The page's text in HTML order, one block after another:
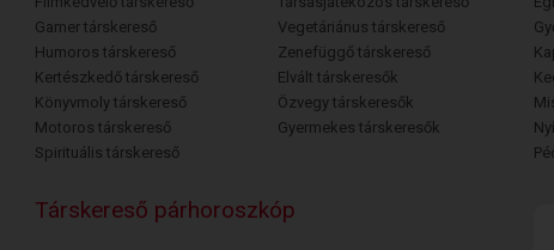
Gamer társkereső
Humoros társkereső
Kertészkedő társkereső
Könyvmoly társkereső
Motoros társkereső
Spirituális társkereső
Vegetáriánus társkereső
Zenefüggő társkereső
Elvált társkeresők
Özvegy társkeresők
Gyermekes társkeresők
Társkereső párhoroszkóp